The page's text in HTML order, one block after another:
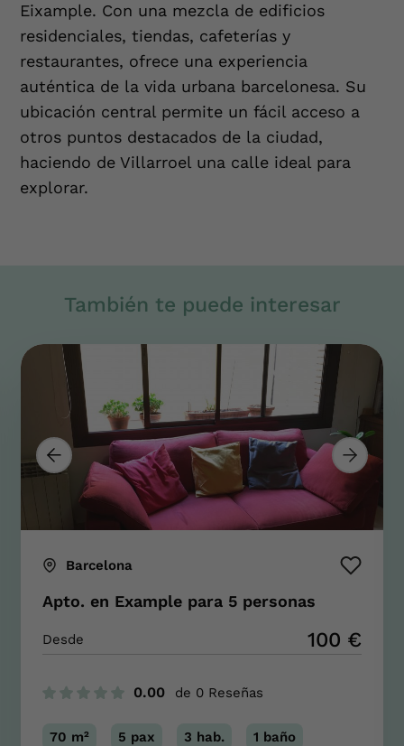
Eixample. Con una mezcla de edificios
residenciales, tiendas, cafeterías y
restaurantes, ofrece una experiencia
auténtica de la vida urbana barcelonesa. Su
ubicación central permite un fácil acceso a
otros puntos destacados de la ciudad,
haciendo de Villarroel una calle ideal para
explorar.
También te puede interesar
Barcelona
Apto. en Example para 5 personas
Desde 100 €
0.00 de 0 Reseñas
70 m² 5 pax 3 hab. 1 baño